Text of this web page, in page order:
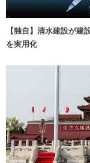
【独自】清水建設が
を実用化